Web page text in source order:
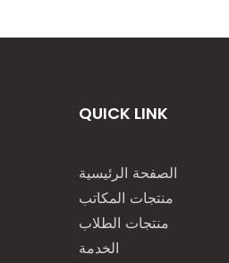
QUICK LINK
الصفحة الرئيسية
منتجات المكاتب
منتجات الطلاب
الخدمة